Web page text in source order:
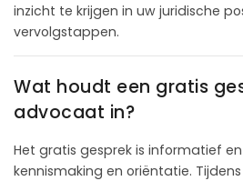
inzicht te krijgen in uw juridische
vervolgstappen.
Wat houdt een gratis
advocaat in?
Het gratis gesprek is informatief
kennismaking en oriëntatie.